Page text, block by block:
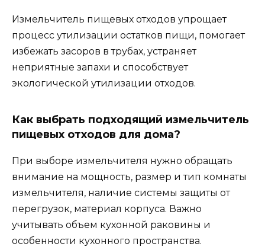
Измельчитель пищевых отходов упрощает
процесс утилизации остатков пищи, помогает
избежать засоров в трубах, устраняет
неприятные запахи и способствует
экологической утилизации отходов.
Как выбрать подходящий измельчитель
пищевых отходов для дома?
При выборе измельчителя нужно обращать
внимание на мощность, размер и тип комнаты
измельчителя, наличие системы защиты от
перегрузок, материал корпуса. Важно
учитывать объем кухонной раковины и
особенности кухонного пространства.